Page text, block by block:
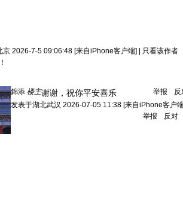
京 2026-7-5 09:06:48 [来自iPhone客户端]
只看该作者
举报 反
錦添 楼主谢谢，祝你平安喜乐
发表于湖北武汉 2026-07-05 11:38 [来自iPhone客户
举报
反对